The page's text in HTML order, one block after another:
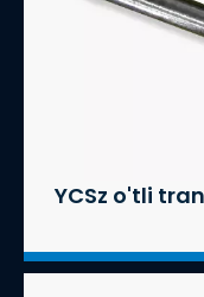
YCSz o'tli